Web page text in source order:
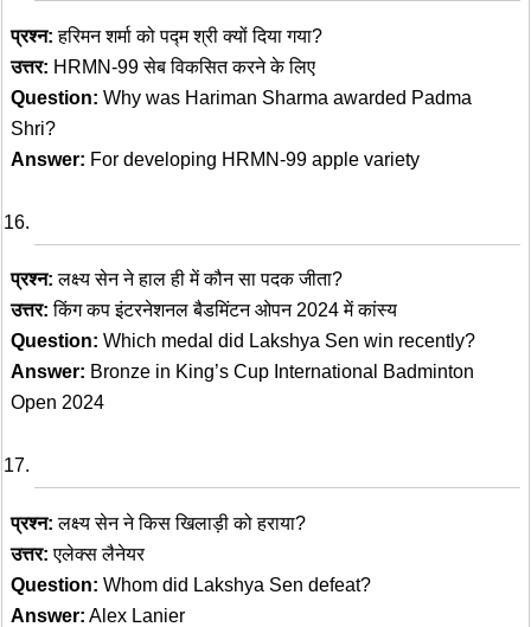
प्रश्न: हरिमन शर्मा को पद्म श्री क्यों दिया गया?
उत्तर: HRMN-99 सेब विकसित करने के लिए
Question: Why was Hariman Sharma awarded Padma
Shri?
Answer: For developing HRMN-99 apple variety
प्रश्न: लक्ष्य सेन ने हाल ही में कौन सा पदक जीता?
उत्तर: किंग कप इंटरनेशनल बैडमिंटन ओपन 2024 में कांस्य
Question: Which medal did Lakshya Sen win recently?
Answer: Bronze in King’s Cup International Badminton
Open 2024
प्रश्न: लक्ष्य सेन ने किस खिलाड़ी को हराया?
उत्तर: एलेक्स लैनेयर
Question: Whom did Lakshya Sen defeat?
Answer: Alex Lanier